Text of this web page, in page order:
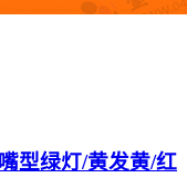
型绿灯/黄发黄/红